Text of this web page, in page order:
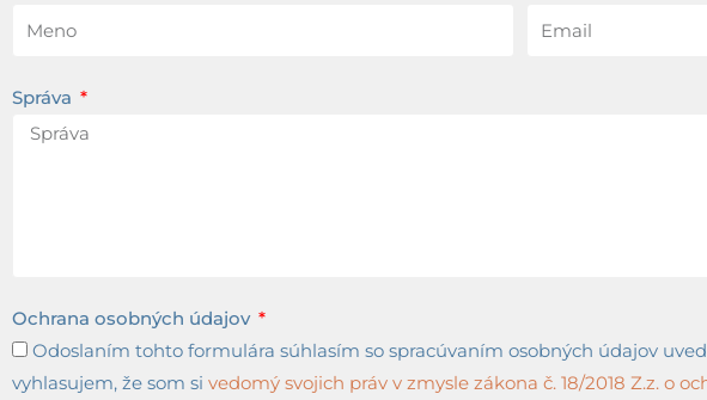
Správa
Ochrana osobných údajov
Odoslaním tohto formulára súhlasím so spracúvaním osobných údajov
vyhlasujem, že som si vedomý svojich práv v zmysle zákona č. 18/2018 Z.z. o